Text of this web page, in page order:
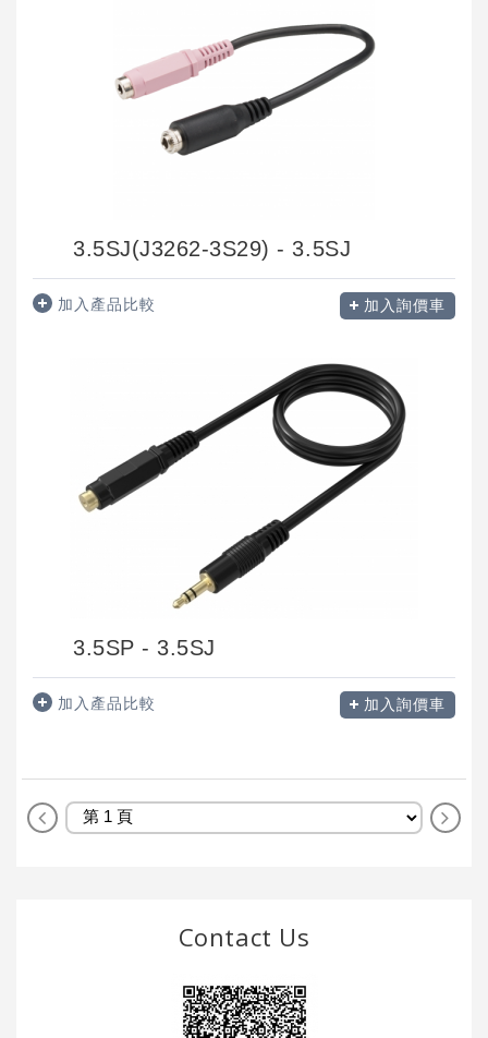
3.5SJ(J3262-3S29) - 3.5SJ
加入產品比較 加入詢價車
3.5SP - 3.5SJ
加入產品比較 加入詢價車
Contact Us